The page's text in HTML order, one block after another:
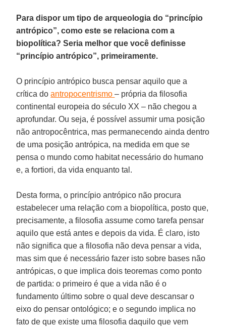
Para dispor um tipo de arqueologia do “princípio
antrópico”, como este se relaciona com a
biopolítica? Seria melhor que você definisse
“princípio antrópico”, primeiramente.
O princípio antrópico busca pensar aquilo que a
crítica doantropocentrismo– própria da filosofia
continental europeia do século XX – não chegou a
aprofundar. Ou seja, é possível assumir uma posição
não antropocêntrica, mas permanecendo ainda dentro
de uma posição antrópica, na medida em que se
pensa o mundo como habitat necessário do humano
e, a fortiori, da vida enquanto tal.
Desta forma, o princípio antrópico não procura
estabelecer uma relação com a biopolítica, posto que,
precisamente, a filosofia assume como tarefa pensar
aquilo que está antes e depois da vida. É claro, isto
não significa que a filosofia não deva pensar a vida,
mas sim que é necessário fazer isto sobre bases não
antrópicas, o que implica dois teoremas como ponto
de partida: o primeiro é que a vida não é o
fundamento último sobre o qual deve descansar o
eixo do pensar ontológico; e o segundo implica no
fato de que existe uma filosofia daquilo que vem